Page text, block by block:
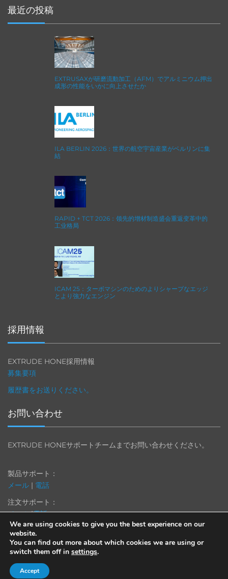
最近の投稿
EXTRUSAXが研磨流動加工（AFM）でアルミニウム押出
成形の性能をいかに向上させたか
ILA BERLIN 2026：世界の航空宇宙産業がベルリンに集
結
RAPID + TCT 2026：领先的增材制造盛会重返变革中的
工业格局
ICAM 25：ターボマシンのためのよりシャープなエッジ
とより強力なエンジン
採用情報
EXTRUDE HONE採用情報
募集要項
履歴書をお送りください。
お問い合わせ
EXTRUDE HONEサポートチームまでお問い合わせください。
製品サポート：
メール | 電話
注文サポート：
メール|電話
© 2013-2025 Extrude Hone. All rights reserved.
We are using cookies to give you the best experience on our
website.
You can find out more about which cookies we are using or
switch them off in settings.
Accept